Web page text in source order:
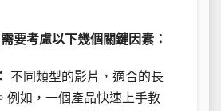
要考慮以下幾個關鍵因素：
不同類型的影片，適合的長
例如，一個產品快速上手教